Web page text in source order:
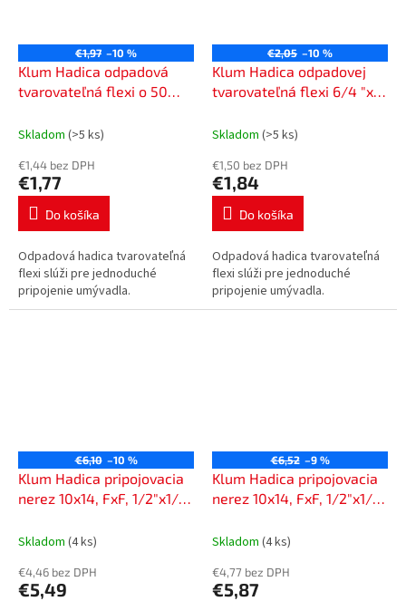
€1,97 –10 %
Klum Hadica odpadová
tvarovateľná flexi o 50
Skladom (>5 ks)
€1,44 bez DPH
€1,77
Do košíka
Odpadová hadica tvarovateľná
flexi slúži pre jednoduché
pripojenie umývadla.
€2,05 –10 %
Klum Hadica odpadovej
tvarovateľná flexi 6/4 "x o
maticou PR7082D
Skladom (>5 ks)
€1,50 bez DPH
€1,84
Do košíka
Odpadová hadica tvarovateľná
flexi slúži pre jednoduché
pripojenie umývadla.
€6,10 –10 %
Klum Hadica pripojovacia
nerez 10x14, FxF, 1/2"x1/2",
Skladom (4 ks)
€4,46 bez DPH
€5,49
€6,52 –9 %
Klum Hadica pripojovacia
nerez 10x14, FxF, 1/2"x1/2",
Skladom (4 ks)
€4,77 bez DPH
€5,87